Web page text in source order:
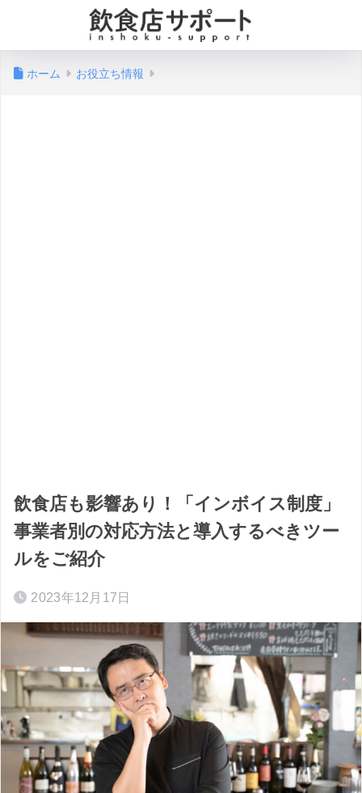
ホーム お役立ち情報
飲食店も影響あり！「インボイス制度」
事業者別の対応方法と導入するべきツー
ルをご紹介
2023年12月17日